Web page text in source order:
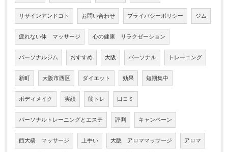
リサインアンドコト お問い合わせ プライバシーポリシー ジム
疲れない体 マッサージ 心の健康 リラクゼーション
パーソナルジム おすすめ 大阪 パーソナル トレーニング
新町 大阪市西区 ダイエット 効果 短期集中
ボディメイク 実績 筋トレ 口コミ
パーソナルトレーニングとエステ 評判 キャンペーン
西大橋 マッサージ 上手い 大阪 アロママッサージ アロマ